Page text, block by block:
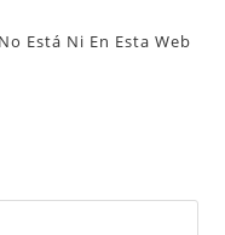
Está Ni En Esta Web